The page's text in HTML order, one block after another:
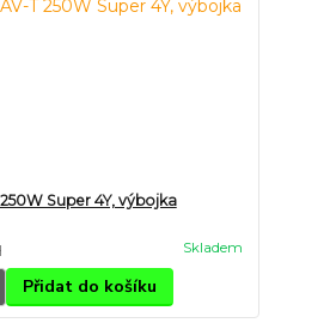
Super 4Y, výbojka
Skladem
Přidat do košíku